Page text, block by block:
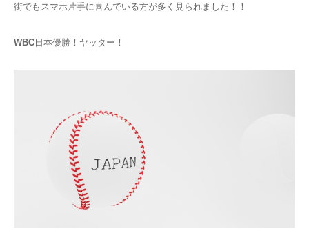
街でもスマホ片手に喜んでいる方が多く見られました！！
WBC日本優勝！ヤッター！